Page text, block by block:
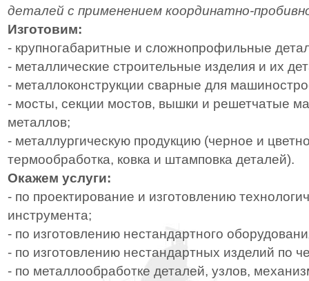
деталей с применением координатно-
Изготовим:
- крупногабаритные и сложнопрофильные
- металлические строительные изделия и их
- металлоконструкции сварные для
- мосты, секции мостов, вышки и решетчатые
металлов;
- металлургическую продукцию (черное и
термообработка, ковка и штамповка деталей).
Окажем услуги:
- по проектирование и изготовлению
инструмента;
- по изготовлению нестандартного
- по изготовлению нестандартных изделий по
- по металлообработке деталей, узлов,